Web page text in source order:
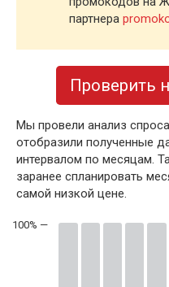
партнера
Проверить
Мы провели анализ
отобразили полученные
интервалом по месяцам.
заранее спланировать
самой низкой цене.